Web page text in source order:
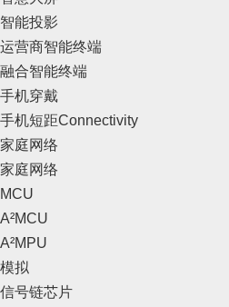
智能投影
运营商智能终端
融合智能终端
手机穿戴
手机短距Connectivity
家庭网络
家庭网络
MCU
A²MCU
A²MPU
模拟
信号链芯片